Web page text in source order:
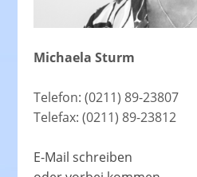
Michaela Sturm
Telefon: (0211) 89-23807
Telefax: (0211) 89-23812
E-Mail schreiben